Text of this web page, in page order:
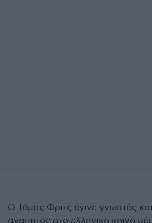
Ο Τόμας Φριτς έγινε γνωστός και
αγαπητός στο ελληνικό κοινό